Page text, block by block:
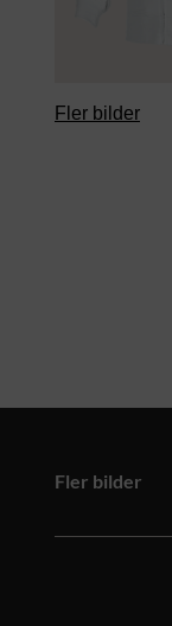
Fler bilder
Fler bilder